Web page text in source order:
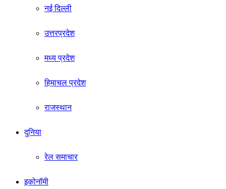
नई दिल्ली
उत्तरप्रदेश
मध्य प्रदेश
हिमाचल प्रदेश
राजस्थान
दुनिया
रेल समाचार
इकोनॉमी